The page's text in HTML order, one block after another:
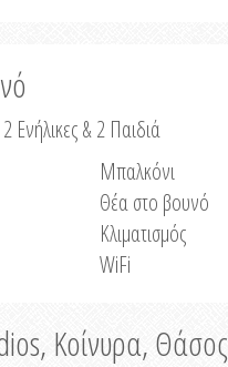
Ενήλικες & 2 Παιδιά
Μπαλκόνι
Θέα στο βουνό
Κλιματισμός
WiFi
Κοίνυρα, Θάσος